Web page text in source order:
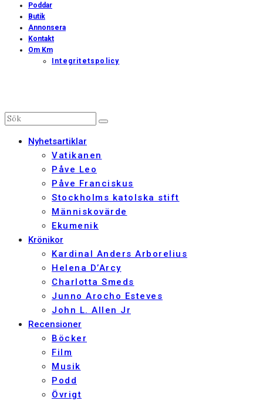
Poddar
Butik
Annonsera
Kontakt
Om Km
Integritetspolicy
Nyhetsartiklar
Vatikanen
Påve Leo
Påve Franciskus
Stockholms katolska stift
Människovärde
Ekumenik
Krönikor
Kardinal Anders Arborelius
Helena D’Arcy
Charlotta Smeds
Junno Arocho Esteves
John L. Allen Jr
Recensioner
Böcker
Film
Musik
Podd
Övrigt